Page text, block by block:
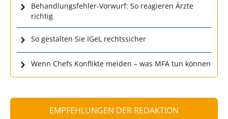
Behandlungsfehler-Vorwurf: So reagieren Ärzte
richtig
So gestalten Sie IGeL rechtssicher
Wenn Chefs Konflikte meiden – was MFA tun können
EMPFEHLUNGEN DER REDAKTION